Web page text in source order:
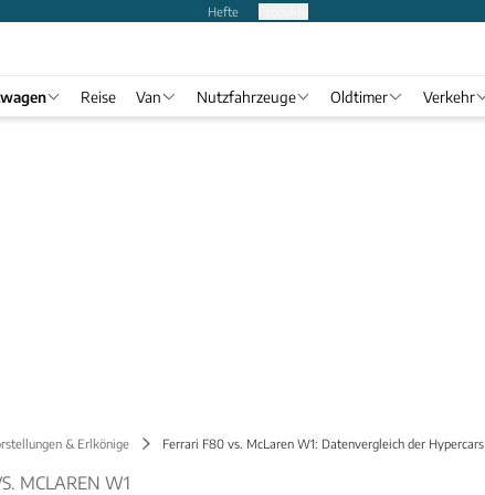
Hefte
Reise Van Nutzfahrzeuge Oldtimer Verkehr
& Erlkönige Ferrari F80 vs. McLaren W1: Datenvergleich der Hypercars
MCLAREN W1